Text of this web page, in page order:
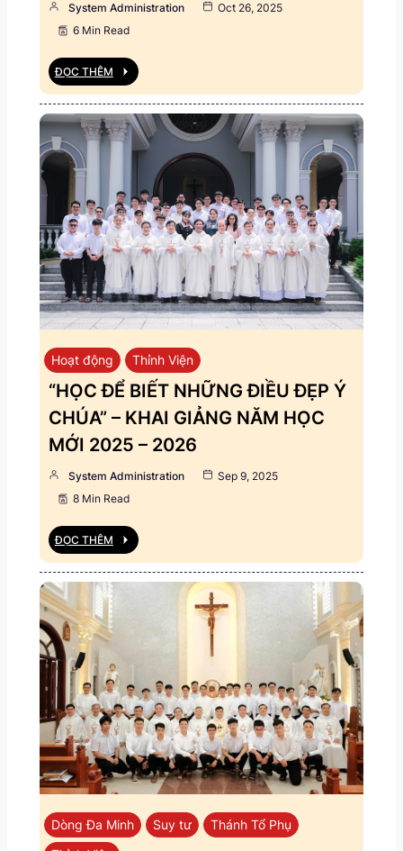
System Administration
Oct 26, 2025
6 Min Read
ĐỌC THÊM
Hoạt động Thỉnh Viện
“HỌC ĐỂ BIẾT NHỮNG ĐIỀU ĐẸP Ý
CHÚA” – KHAI GIẢNG NĂM HỌC
MỚI 2025 – 2026
System Administration
Sep 9, 2025
8 Min Read
ĐỌC THÊM
Dòng Đa Minh Suy tư
Thánh Tổ Phụ